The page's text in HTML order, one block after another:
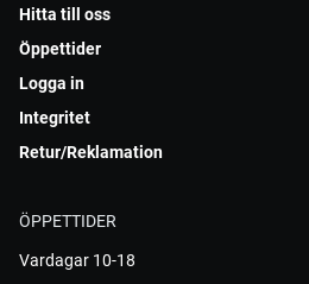
Hitta till oss
Öppettider
Logga in
Integritet
Retur/Reklamation
ÖPPETTIDER
Vardagar 10-18